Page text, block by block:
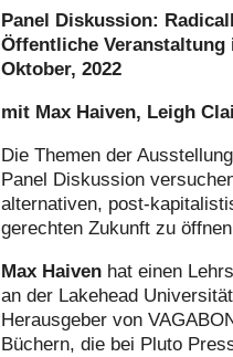
Panel Diskussion:
Öffentliche Veranstaltung
Oktober, 2022
mit Max Haiven, Leigh
Die Themen der
Panel Diskussion
alternativen, post-
gerechten Zukunft zu
Max Haiven hat einen
an der Lakehead
Herausgeber von
Büchern, die bei Pluto